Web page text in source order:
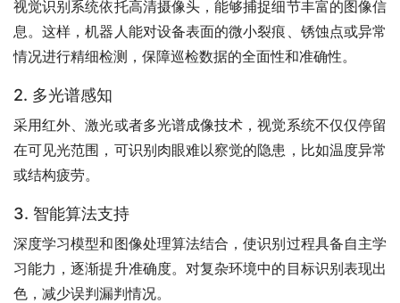
视觉识别系统依托高清摄像头，能够捕捉细节丰富的图像信
息。这样，机器人能对设备表面的微小裂痕、锈蚀点或异常
情况进行精细检测，保障巡检数据的全面性和准确性。
2. 多光谱感知
采用红外、激光或者多光谱成像技术，视觉系统不仅仅停留
在可见光范围，可识别肉眼难以察觉的隐患，比如温度异常
或结构疲劳。
3. 智能算法支持
深度学习模型和图像处理算法结合，使识别过程具备自主学
习能力，逐渐提升准确度。对复杂环境中的目标识别表现出
色，减少误判漏判情况。